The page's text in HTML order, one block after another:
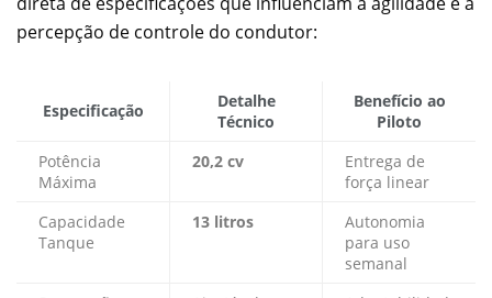
percepção de controle do condutor:
Especificação
Detalhe
Técnico
Benefício ao
Piloto
Potência
Máxima
20,2 cv
Entrega de
força linear
Capacidade
Tanque
13 litros
Autonomia
para uso
semanal